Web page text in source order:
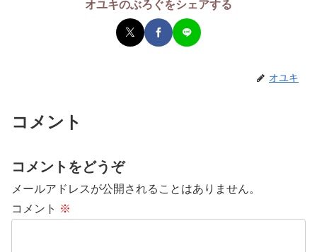
オユキのぶろぐをシェアする
オユキ
コメント
コメントをどうぞ
メールアドレスが公開されることはありません。
コメント ※